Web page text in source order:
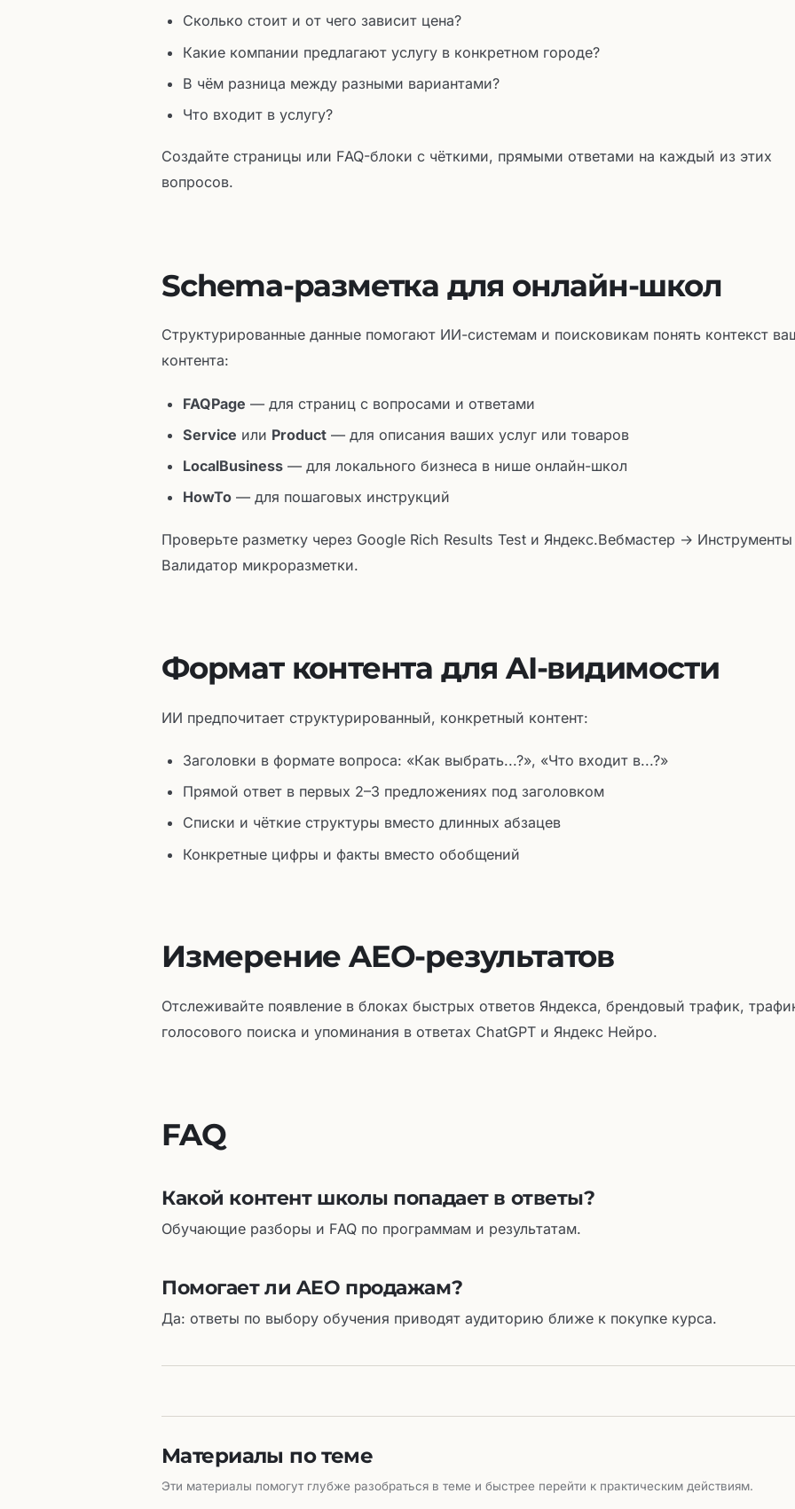
Сколько стоит и от чего зависит цена?
Какие компании предлагают услугу в конкретном городе?
В чём разница между разными вариантами?
Что входит в услугу?
Создайте страницы или FAQ-блоки с чёткими, прямыми ответами на каждый из этих
вопросов.
Schema-разметка для онлайн-школ
Структурированные данные помогают ИИ-системам и поисковикам понять контекст
контента:
FAQPage — для страниц с вопросами и ответами
Service или Product — для описания ваших услуг или товаров
LocalBusiness — для локального бизнеса в нише онлайн-школ
HowTo — для пошаговых инструкций
Проверьте разметку через Google Rich Results Test и Яндекс.Вебмастер →
Валидатор микроразметки.
Формат контента для AI-видимости
ИИ предпочитает структурированный, конкретный контент:
Заголовки в формате вопроса: «Как выбрать...?», «Что входит в...?»
Прямой ответ в первых 2–3 предложениях под заголовком
Списки и чёткие структуры вместо длинных абзацев
Конкретные цифры и факты вместо обобщений
Измерение AEO-результатов
Отслеживайте появление в блоках быстрых ответов Яндекса, брендовый трафик,
голосового поиска и упоминания в ответах ChatGPT и Яндекс Нейро.
FAQ
Какой контент школы попадает в ответы?
Обучающие разборы и FAQ по программам и результатам.
Помогает ли AEO продажам?
Да: ответы по выбору обучения приводят аудиторию ближе к покупке курса.
Материалы по теме
Эти материалы помогут глубже разобраться в теме и быстрее перейти к практическим действиям.